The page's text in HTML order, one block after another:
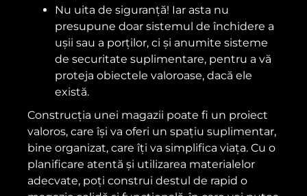
Nu uita de siguranță! Iar asta nu
presupune doar sistemul de închidere a
ușii sau a porților, ci și anumite sisteme
de securitate suplimentare, pentru a vă
proteja obiectele valoroase, dacă ele
există.
Construcția unei magazii poate fi un proiect
valoros, care își va oferi un spațiu suplimentar,
bine organizat, care îți va simplifica viața. Cu o
planificare atentă și utilizarea materialelor
adecvate, poți construi destul de rapid o